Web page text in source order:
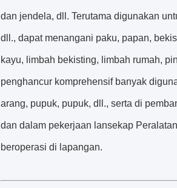
dan jendela, dll. Terutama digunakan
dll., dapat menangani paku, papan,
kayu, limbah bekisting, limbah rumah,
penghancur komprehensif banyak
arang, pupuk, pupuk, dll., serta di
dan dalam pekerjaan lansekap
beroperasi di lapangan.